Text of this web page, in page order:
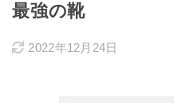
最強の靴
2022年12月24日